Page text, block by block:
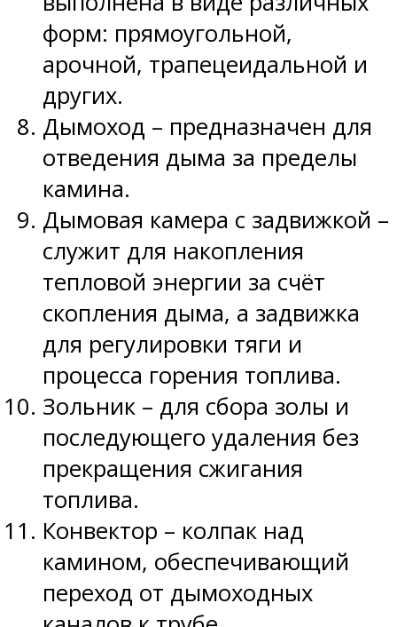
форм: прямоугольной,
арочной, трапецеидальной и
других.
Дымоход – предназначен для
отведения дыма за пределы
камина.
Дымовая камера с задвижкой –
служит для накопления
тепловой энергии за счёт
скопления дыма, а задвижка
для регулировки тяги и
процесса горения топлива.
Зольник – для сбора золы и
последующего удаления без
прекращения сжигания
топлива.
Конвектор – колпак над
камином, обеспечивающий
переход от дымоходных